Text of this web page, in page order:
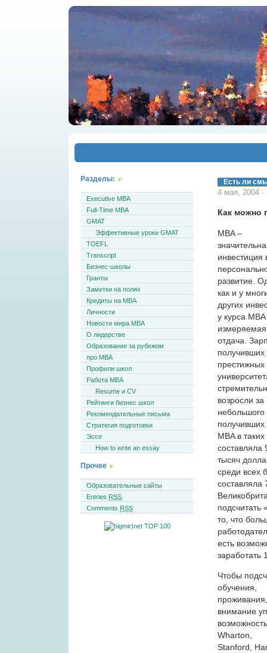
Есть ли
4 мая, 2004
Как можно
MBA –
развитие.
как и у
других
у курса
измеряемая
отдача.
получивших
престижных
возросли
получивших
MBA в
составляла
тысяч
среди всех
то, что
есть
заработать
Чтобы
обучения,
внимание
Wharton,
Stanford,
Разделы:
Executive MBA
Full-Time MBA
GMAT
Эффективные уроки GMAT
TOEFL
Transcript
Бизнес-школы
Гранты
Заметки на полях
Кредиты на MBA
Личности
Новости мира MBA
О лидерстве
Образование за рубежом
про MBA
Профили школ
Работа MBA
Resume и CV
Рейтинги бизнес школ
Рекомендательные письма
Стратегия подготовки
Эссе
How to write an essay
Прочее
Образовательные сайты
Entries RSS
Comments RSS